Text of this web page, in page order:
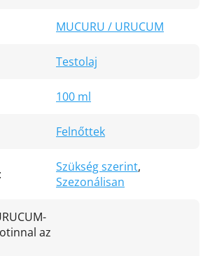
MUCURU / URUCUM
Testolaj
100 ml
Felnőttek
: Szükség szerint,
Szezonálisan
az